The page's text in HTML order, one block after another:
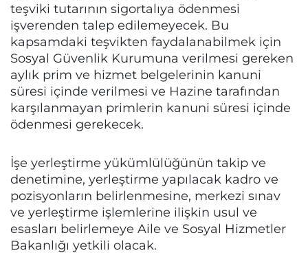
teşviki tutarının sigortalıya ödenmesi
işverenden talep edilemeyecek. Bu
kapsamdaki teşvikten faydalanabilmek için
Sosyal Güvenlik Kurumuna verilmesi gereken
aylık prim ve hizmet belgelerinin kanuni
süresi içinde verilmesi ve Hazine tarafından
karşılanmayan primlerin kanuni süresi içinde
ödenmesi gerekecek.
İşe yerleştirme yükümlülüğünün takip ve
denetimine, yerleştirme yapılacak kadro ve
pozisyonların belirlenmesine, merkezi sınav
ve yerleştirme işlemlerine ilişkin usul ve
esasları belirlemeye Aile ve Sosyal Hizmetler
Bakanlığı yetkili olacak.